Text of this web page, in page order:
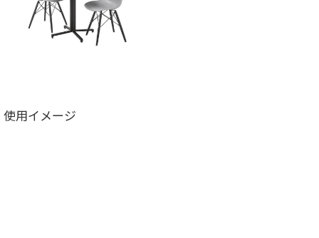
使用イメージ